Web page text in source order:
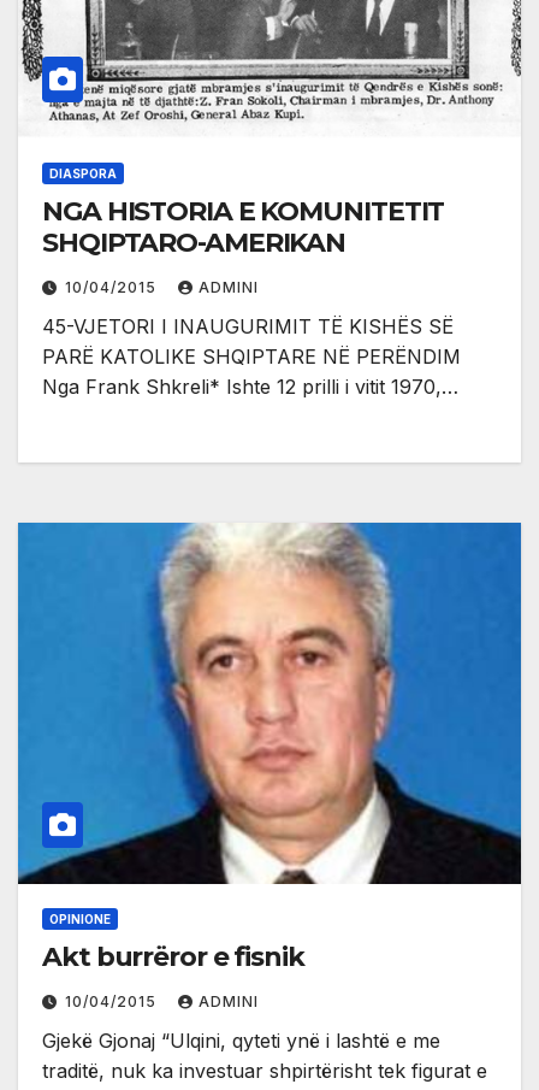
DIASPORA
NGA HISTORIA E KOMUNITETIT
SHQIPTARO-AMERIKAN
10/04/2015 ADMINI
45-VJETORI I INAUGURIMIT TË KISHËS SË
PARË KATOLIKE SHQIPTARE NË PERËNDIM
Nga Frank Shkreli* Ishte 12 prilli i vitit 1970,…
OPINIONE
Akt burrëror e fisnik
10/04/2015 ADMINI
Gjekë Gjonaj “Ulqini, qyteti ynë i lashtë e me
traditë, nuk ka investuar shpirtërisht tek figurat e